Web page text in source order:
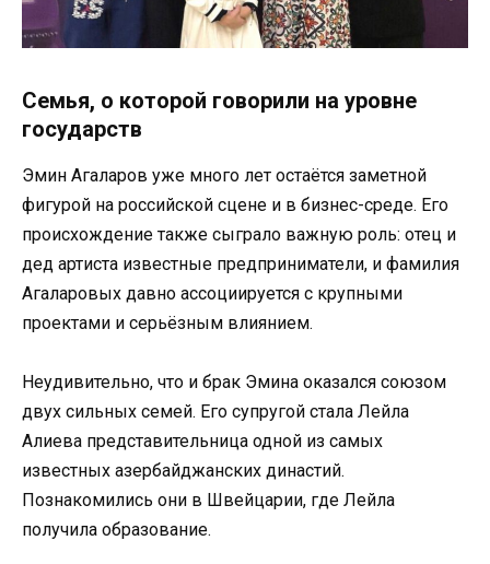
Семья, о которой говорили на уровне
государств
Эмин Агаларов уже много лет остаётся заметной
фигурой на российской сцене и в бизнес-среде. Его
происхождение также сыграло важную роль: отец и
дед артиста известные предприниматели, и фамилия
Агаларовых давно ассоциируется с крупными
проектами и серьёзным влиянием.
Неудивительно, что и брак Эмина оказался союзом
двух сильных семей. Его супругой стала Лейла
Алиева представительница одной из самых
известных азербайджанских династий.
Познакомились они в Швейцарии, где Лейла
получила образование.